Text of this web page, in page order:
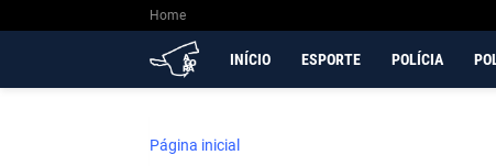
Home
INÍCIO ESPORTE POLÍCIA
Página inicial